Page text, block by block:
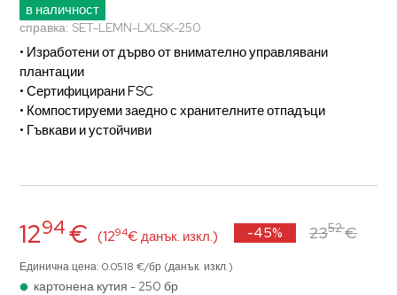
в наличност
справка: SET-LEMN-LXLSK-250
• Изработени от дърво от внимателно управлявани
плантации
• Сертифицирани FSC
• Компостируеми заедно с хранителните отпадъци
• Гъвкави и устойчиви
1294€ (1294€ данък. изкл.) -45% 2352€
Единична цена: 0.0518 €/бр (данък. изкл.)
картонена кутия - 250 бр